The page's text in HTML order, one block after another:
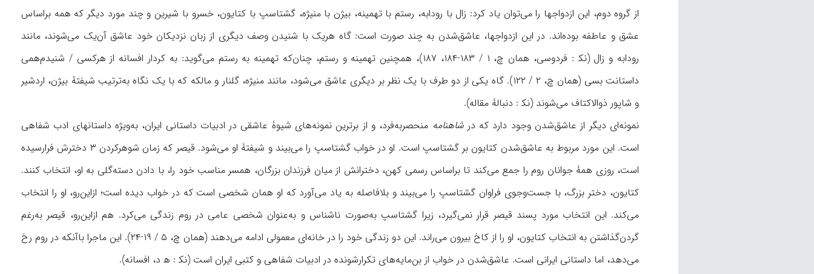
از گروه دوم، این ازدواجها را می‌توان یاد کرد: زال با رودابه، رستم با تهمینه، بیژن با منیژه، گشتاسپ با کتایون، خسرو با شیرین و چند مورد دیگر که همه براساس
عشق و عاطفه بوده‌اند. در این ازدواجها، عاشق‌شدن به چند صورت است: گاه هریک با شنیدن وصف دیگری از زبان نزدیکان خود عاشق آن‌یک می‌شوند، مانند
رودابه و زال (نک‍ : فردوسی، همان چ، ۱ / ۱۸۳-۱۸۴، ۱۸۷)، همچنین تهمینه و رستم، چنان‌که تهمینه به رستم می‌گوید: به کردار افسانه از هرکسی / شنیدم‌همی
داستانت بسی (همان چ، ۲ / ۱۲۲). گاه یکی از دو طرف با یک نظر بر دیگری عاشق می‌شود، مانند منیژه، گلنار و مالکه که با یک نگاه به‌ترتیب شیفتۀ بیژن، اردشیر
و شاپور ذوالاکتاف می‌شوند (نک‍ : دنبالۀ مقاله).
نمونه‌ای دیگر از عاشق‌شدن وجود دارد که درشاهنامه منحصر‌به‌فرد، و از برترین نمونه‌های شیوۀ عاشقی در ادبیات داستانی ایران، به‌ویژه داستانهای ادب شفاهی
است. این مورد مربوط به عاشق‌شدن کتایون بر گشتاسپ است. او در خواب گشتاسپ را می‌بیند و شیفتۀ او می‌شود. قیصر که زمان شوهرکردن ۳ دخترش فرارسیده
است، روزی همۀ جوانان روم را جمع می‌کند تا براساس رسمی کهن، دخترانش از میان فرزندان بزرگان، همسر مناسب خود را، با دادن دسته‌گلی به او، انتخاب کنند.
کتایون، دختر بزرگ، با جست‌وجوی فراوان گشتاسپ را می‌بیند و بلافاصله به یاد می‌آورد که او همان شخصی است که در خواب دیده است؛ ازاین‌رو، او را انتخاب
می‌کند. این انتخاب مورد پسند قیصر قرار نمی‌گیرد، زیرا گشتاسپ به‌صورت ناشناس و به‌عنوان شخصی عامی در روم زندگی می‌کرد. هم ازاین‌رو، قیصر به‌رغم
گردن‌گذاشتن به انتخاب کتایون، او را از کاخ بیرون می‌راند. این دو زندگی خود را در خانه‌ای معمولی ادامه می‌دهند (همان چ، ۵ / ۱۹-۲۴). این ماجرا باآنکه در روم رخ
می‌دهد، اما داستانی ایرانی است. عاشق‌شدن در خواب از بن‌مایه‌های تکرارشونده در ادبیات شفاهی و کتبی ایران است (نک‍ : ه‍ د، افسانه).